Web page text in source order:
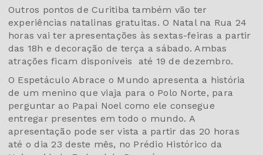
Outros pontos de Curitiba também vão ter
experiências natalinas gratuitas. O Natal na Rua 24
horas vai ter apresentações às sextas-feiras a partir
das 18h e decoração de terça a sábado. Ambas
atrações ficam disponíveis até 19 de dezembro.
O Espetáculo Abrace o Mundo apresenta a história
de um menino que viaja para o Polo Norte, para
perguntar ao Papai Noel como ele consegue
entregar presentes em todo o mundo. A
apresentação pode ser vista a partir das 20 horas
até o dia 23 deste mês, no Prédio Histórico da